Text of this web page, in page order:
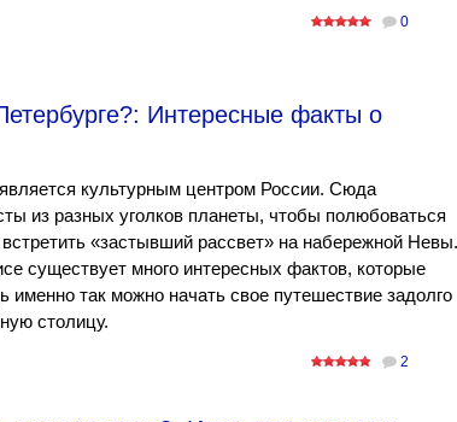
0
Интересные факты о
культурным центром России. Сюда
из разных уголков планеты, чтобы полюбоваться
«застывший рассвет» на набережной Невы.
существует много интересных фактов, которые
именно так можно начать свое путешествие задолго
столицу.
2